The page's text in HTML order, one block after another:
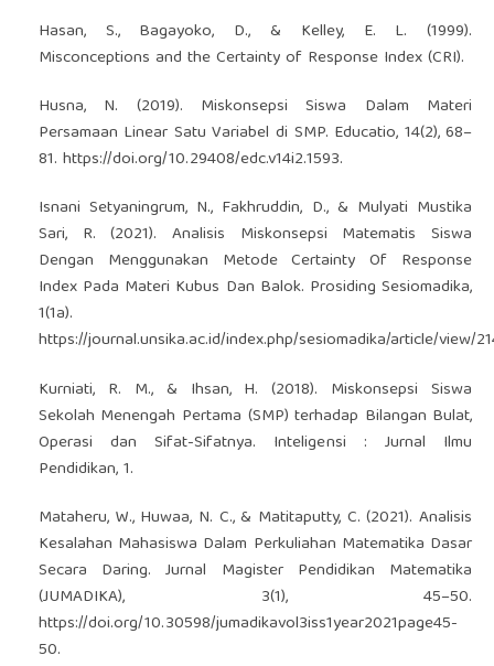
Hasan, S., Bagayoko, D., & Kelley, E. L. (1999).
Misconceptions and the Certainty of Response Index (CRI).
Husna, N. (2019). Miskonsepsi Siswa Dalam Materi
Persamaan Linear Satu Variabel di SMP. Educatio, 14(2), 68–
81. https://doi.org/10.29408/edc.v14i2.1593.
Isnani Setyaningrum, N., Fakhruddin, D., & Mulyati Mustika
Sari, R. (2021). Analisis Miskonsepsi Matematis Siswa
Dengan Menggunakan Metode Certainty Of Response
Index Pada Materi Kubus Dan Balok. Prosiding Sesiomadika,
1(1a).
https://journal.unsika.ac.id/index.php/sesiomadika/article/view/
Kurniati, R. M., & Ihsan, H. (2018). Miskonsepsi Siswa
Sekolah Menengah Pertama (SMP) terhadap Bilangan Bulat,
Operasi dan Sifat-Sifatnya. Inteligensi : Jurnal Ilmu
Pendidikan, 1.
Mataheru, W., Huwaa, N. C., & Matitaputty, C. (2021). Analisis
Kesalahan Mahasiswa Dalam Perkuliahan Matematika Dasar
Secara Daring. Jurnal Magister Pendidikan Matematika
(JUMADIKA), 3(1), 45–50.
https://doi.org/10.30598/jumadikavol3iss1year2021page45-
50.